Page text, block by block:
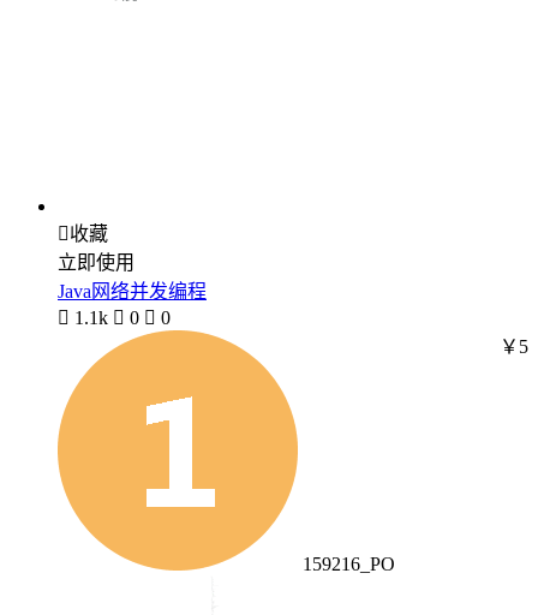
收藏
立即使用
Java网络并发编程
 1.1k  0  0
159216_PO
￥5